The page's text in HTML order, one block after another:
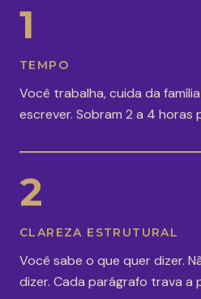
1
TEMPO
Você trabalha, cuida da
escrever. Sobram 2 a 4 horas
2
CLAREZA ESTRUTURAL
Você sabe o que quer dizer.
dizer. Cada parágrafo trava a